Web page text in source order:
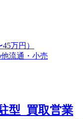
万円）
流通・小売
型_買取営業